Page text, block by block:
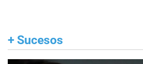
+ Sucesos